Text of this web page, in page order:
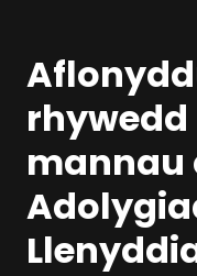
rhywedd
mannau